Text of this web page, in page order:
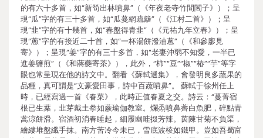
的有六十多首，如“新筍出林噴鼻”（《年夜老寺竹間閣子》）；呈
現“瓜”字的有三十多首，如“瓜蔓網疏籬”（《江村二首》）；呈
現“韭”字的有十幾首，如“春盤得青韭”（《元祐九年立春》）；呈
現“蔥”字的有接近二十首，如“一杯湯餅潑油蔥”（《和參廖見
寄》）；呈現“姜”字的有三十多首，如“老妻沖弱不知愛，一半已
進姜鹽煎”（《和蔣夔寄茶》），此外，“柿”“豆”“椒”“椿”“芋”等字
眼也常呈現在他的詩文中。翻看《蘇軾選集》，會發明良多蔬果的
品種，真可謂是“文豪愛田事，詩中百蔬噴鼻”。 蘇軾于徐州任上
時，已經寫過一首《春菜》，此時正值春夏之交。詩云：“蔓菁宿
根已生葉，韭芽戴土拳如蕨瑜伽教室。爛烝噴鼻薺白魚肥，碎點青
蒿涼餅滑。宿酒初消春睡起，細履幽畦掇芳辣。茵陳甘菊不負渠，
繪縷堆盤纖手抹。南方苦冷今未已，雪底波棱如鐵甲。豈如吾蜀富